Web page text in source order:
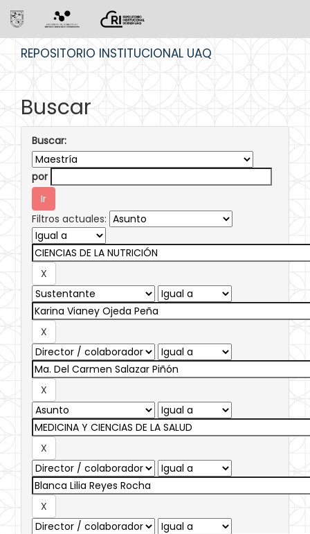
REPOSITORIO INSTITUCIONAL UAQ
Buscar
Buscar:
por
Filtros actuales: